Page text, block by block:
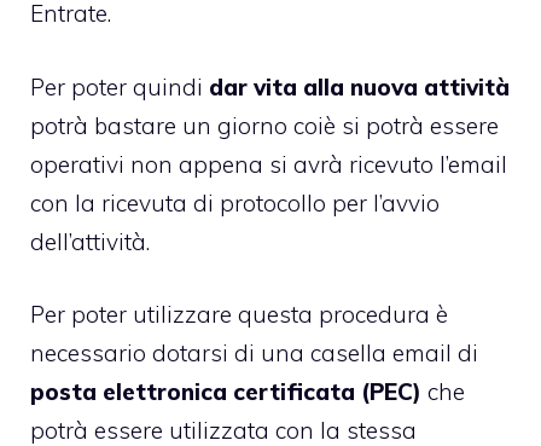
Entrate.
Per poter quindi dar vita alla nuova attività
potrà bastare un giorno coiè si potrà essere
operativi non appena si avrà ricevuto l’email
con la ricevuta di protocollo per l’avvio
dell’attività.
Per poter utilizzare questa procedura è
necessario dotarsi di una casella email di
posta elettronica certificata (PEC) che
potrà essere utilizzata con la stessa